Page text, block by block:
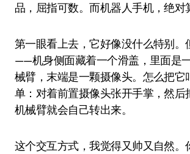
品，屈指可数。而机器人手机，绝对
第一眼看上去，它好像没什么特别。
——机身侧面藏着一个滑盖，里面是
械臂，末端是一颗摄像头。怎么把它
单：对着前置摄像头张开手掌，然后
机械臂就会自己转出来。
这个交互方式，我觉得又帅又自然。